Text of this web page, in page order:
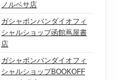
ノルベサ店
ガシャポンバンダイオフィ
シャルショップ函館蔦屋書
店
ガシャポンバンダイオフィ
シャルショップBOOKOFF